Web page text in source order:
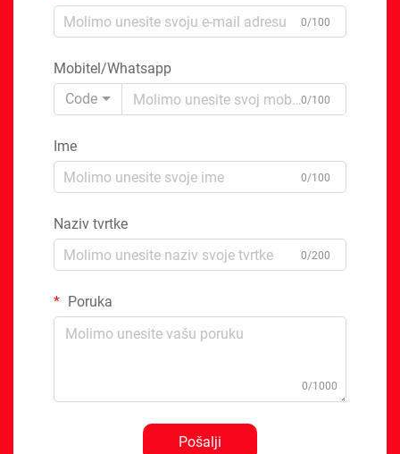
0/100
Mobitel/Whatsapp
Code
0/100
Ime
0/100
Naziv tvrtke
0/200
Poruka
0/1000
Pošalji